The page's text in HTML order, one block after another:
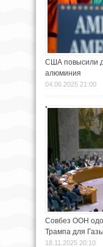
США повысили
алюминия
04.06.2025 21:00
Совбез ООН
Трампа для Газы
18.11.2025 20:10